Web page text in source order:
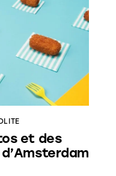
et des